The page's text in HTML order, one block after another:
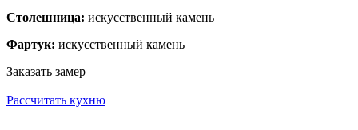
Столешница: искусственный камень
Фартук: искусственный камень
Заказать замер
Рассчитать кухню